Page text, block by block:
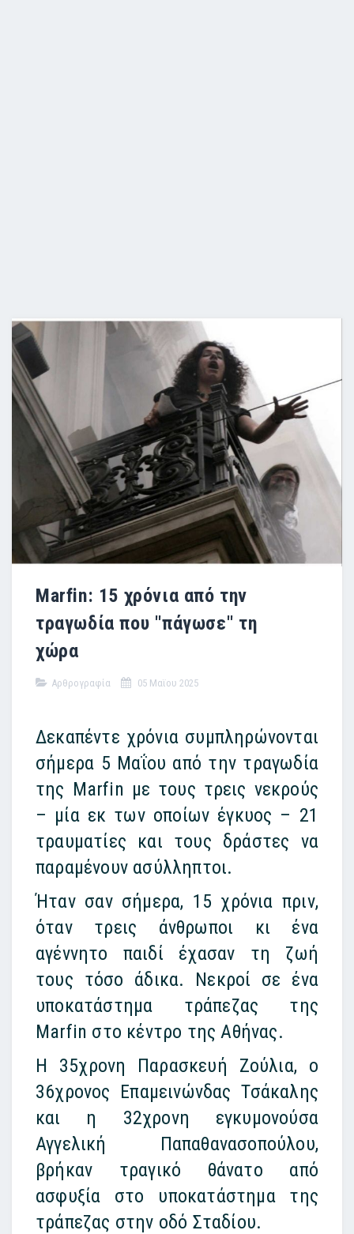
Marfin: 15 χρόνια από την
τραγωδία που ''πάγωσε'' τη
χώρα
Αρθρογραφία 05 Μαϊου 2025
Δεκαπέντε χρόνια συμπληρώνονται
σήμερα 5 Μαΐου από την τραγωδία
της Marfin με τους τρεις νεκρούς
– μία εκ των οποίων έγκυος – 21
τραυματίες και τους δράστες να
παραμένουν ασύλληπτοι.
Ήταν σαν σήμερα, 15 χρόνια πριν,
όταν τρεις άνθρωποι κι ένα
αγέννητο παιδί έχασαν τη ζωή
τους τόσο άδικα. Νεκροί σε ένα
υποκατάστημα τράπεζας της
Marfin στο κέντρο της Αθήνας.
Η 35χρονη Παρασκευή Ζούλια, ο
36χρονος Επαμεινώνδας Τσάκαλης
και η 32χρονη εγκυμονούσα
Αγγελική Παπαθανασοπούλου,
βρήκαν τραγικό θάνατο από
ασφυξία στο υποκατάστημα της
τράπεζας στην οδό Σταδίου.